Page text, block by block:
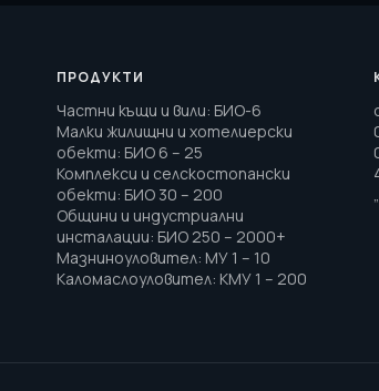
ПРОДУКТИ
Частни къщи и вили: БИО-6
Малки жилищни и хотелиерски
обекти: БИО 6 – 25
Комплекси и селскостопански
обекти: БИО 30 – 200
Общини и индустриални
инсталации: БИО 250 – 2000+
Мазниноуловител: МУ 1 – 10
Каломаслоуловител: КМУ 1 – 200